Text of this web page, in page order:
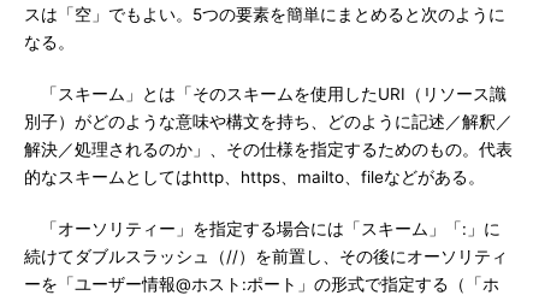
スは「空」でもよい。5つの要素を簡単にまとめると次のように
なる。
「スキーム」とは「そのスキームを使用したURI（リソース識
別子）がどのような意味や構文を持ち、どのように記述／解釈／
解決／処理されるのか」、その仕様を指定するためのもの。代表
的なスキームとしてはhttp、https、mailto、fileなどがある。
「オーソリティー」を指定する場合には「スキーム」「:」に
続けてダブルスラッシュ（//）を前置し、その後にオーソリティ
ーを「ユーザー情報@ホスト:ポート」の形式で指定する（「ホ